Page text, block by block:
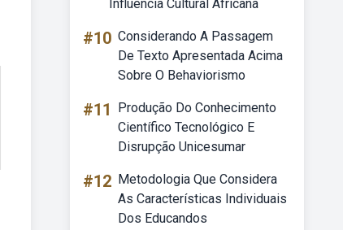
Influência Cultural Africana
#10 Considerando A Passagem
De Texto Apresentada Acima
Sobre O Behaviorismo
#11
Produção Do Conhecimento
Científico Tecnológico E
Disrupção Unicesumar
#12 Metodologia Que Considera
As Características Individuais
Dos Educandos